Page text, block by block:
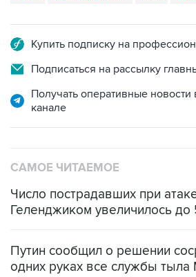
Купить подписку на
Подписаться на рассылку
Получать оперативные
канале
САМОЕ ЧИТАЕМОЕ
Число пострадавших при
Геленджиком увеличилось до
Путин сообщил о решении
одних руках все службы